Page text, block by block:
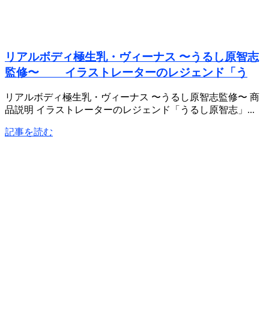
リアルボディ極生乳・ヴィーナス 〜うるし原智志
監修〜 イラストレーターのレジェンド「う
リアルボディ極生乳・ヴィーナス 〜うるし原智志監修〜 商
品説明 イラストレーターのレジェンド「うるし原智志」...
記事を読む